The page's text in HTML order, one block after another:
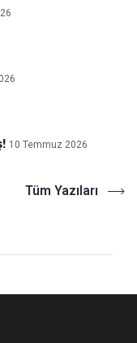
10 Temmuz 2026
Tüm Yazıları